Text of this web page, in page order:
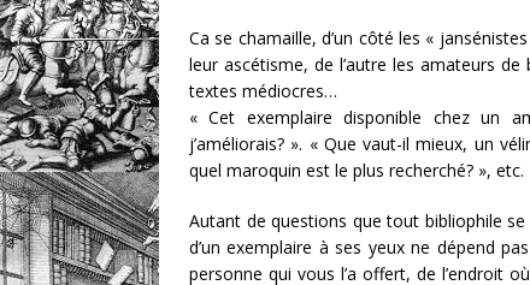
Ca se chamaille, d’un côté les «
leur ascétisme, de l’autre les amateurs
textes médiocres…
« Cet exemplaire disponible chez un
j’améliorais? ». « Que vaut-il mieux, un
quel maroquin est le plus recherché? », etc.
Autant de questions que tout bibliophile
d’un exemplaire à ses yeux ne dépend
personne qui vous l’a offert, de l’endroit